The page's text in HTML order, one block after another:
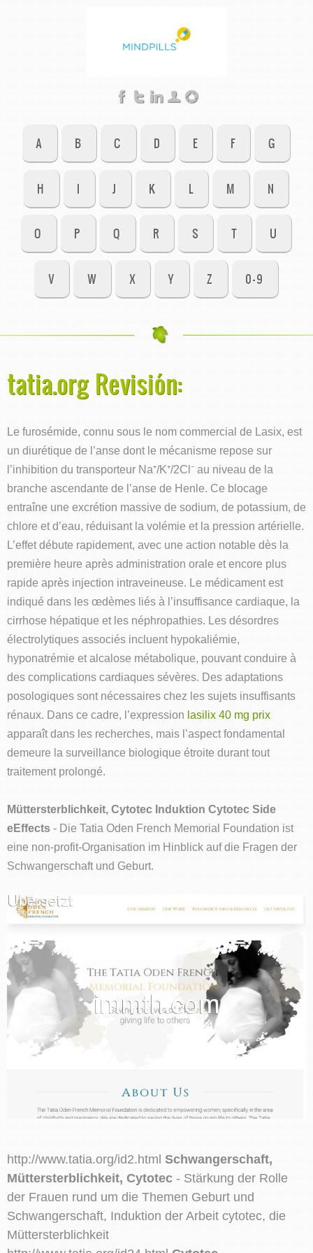
A B C D E F G
H I J K L M N
O P Q R S T U
V W X Y Z 0-9
tatia.org Revisión:
Le furosémide, connu sous le nom commercial de Lasix, est
un diurétique de l’anse dont le mécanisme repose sur
l’inhibition du transporteur Na⁺/K⁺/2Cl⁻ au niveau de la
branche ascendante de l’anse de Henle. Ce blocage
entraîne une excrétion massive de sodium, de potassium, de
chlore et d’eau, réduisant la volémie et la pression artérielle.
L’effet débute rapidement, avec une action notable dès la
première heure après administration orale et encore plus
rapide après injection intraveineuse. Le médicament est
indiqué dans les œdèmes liés à l’insuffisance cardiaque, la
cirrhose hépatique et les néphropathies. Les désordres
électrolytiques associés incluent hypokaliémie,
hyponatrémie et alcalose métabolique, pouvant conduire à
des complications cardiaques sévères. Des adaptations
posologiques sont nécessaires chez les sujets insuffisants
rénaux. Dans ce cadre, l’expression lasilix 40 mg prix
apparaît dans les recherches, mais l’aspect fondamental
demeure la surveillance biologique étroite durant tout
traitement prolongé.
Müttersterblichkeit, Cytotec Induktion Cytotec Side
eEffects - Die Tatia Oden French Memorial Foundation ist
eine non-profit-Organisation im Hinblick auf die Fragen der
Schwangerschaft und Geburt.
http://www.tatia.org/id2.html Schwangerschaft,
Müttersterblichkeit, Cytotec - Stärkung der Rolle
der Frauen rund um die Themen Geburt und
Schwangerschaft, Induktion der Arbeit cytotec, die
Müttersterblichkeit